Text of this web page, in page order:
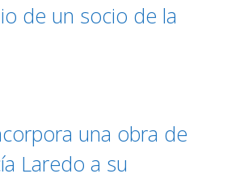
de un socio de la
una obra de
Laredo a su